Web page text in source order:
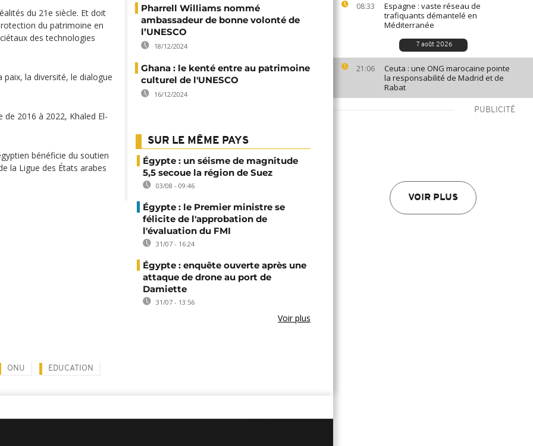
08:33
Espagne : vaste réseau de
trafiquants démantelé en
Méditerranée
7 août 2026
21:06
Ceuta : une ONG marocaine pointe
la responsabilité de Madrid et de
Rabat
PUBLICITÉ
VOIR PLUS
du 21e siècle. Et doit
du patrimoine en
des technologies
paix, la diversité, le dialogue
de 2016 à 2022, Khaled El-
bénéficie du soutien
la Ligue des États arabes
Pharrell Williams nommé
ambassadeur de bonne volonté de
l’UNESCO
18/12/2024
Ghana : le kenté entre au patrimoine
culturel de l'UNESCO
16/12/2024
SUR LE MÊME PAYS
Égypte : un séisme de magnitude
5,5 secoue la région de Suez
03/08 - 09:46
Égypte : le Premier ministre se
félicite de l'approbation de
l'évaluation du FMI
31/07 - 16:24
Égypte : enquête ouverte après une
attaque de drone au port de
Damiette
31/07 - 13:56
Voir plus
ONU EDUCATION